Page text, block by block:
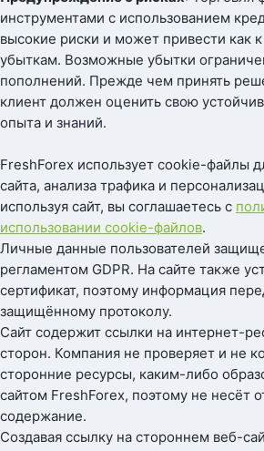
инструментами с использованием
высокие риски и может привести как
убыткам. Возможные убытки
пополнений. Прежде чем принять
клиент должен оценить свою
опыта и знаний.
FreshForex использует cookie-файлы
сайта, анализа трафика и
используя сайт, вы соглашаетесь с
использовании cookie-файлов.
Личные данные пользователей
регламентом GDPR. На сайте также
сертификат, поэтому информация
защищённому протоколу.
Сайт содержит ссылки на интернет-
сторон. Компания не проверяет и не
сторонние ресурсы, каким-либо
сайтом FreshForex, поэтому не несёт
содержание.
Создавая ссылку на стороннем веб-